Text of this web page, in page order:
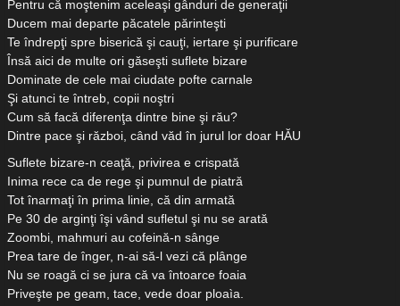
Pentru că moştenim aceleaşi gânduri de generaţii
Ducem mai departe păcatele părinteşti
Te îndrepţi spre biserică şi cauţi, iertare şi purificare
Însă aici de multe ori găseşti suflete bizare
Dominate de cele mai ciudate pofte carnale
Şi atunci te întreb, copii noştri
Cum să facă diferenţa dintre bine şi rău?
Dintre pace şi război, când văd în jurul lor doar HĂU
Suflete bizare-n ceaţă, privirea e crispată
Inima rece ca de rege şi pumnul de piatră
Tot înarmaţi în prima linie, că din armată
Pe 30 de arginţi îşi vând sufletul şi nu se arată
Zoombi, mahmuri au cofeină-n sânge
Prea tare de înger, n-ai să-l vezi că plânge
Nu se roagă ci se jura că va întoarce foaia
Priveşte pe geam, tace, vede doar ploaìa.